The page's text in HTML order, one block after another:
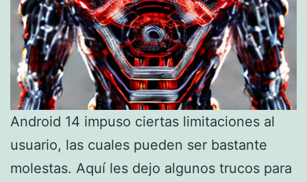
Android 14 impuso ciertas limitaciones al
usuario, las cuales pueden ser bastante
molestas. Aquí les dejo algunos trucos para